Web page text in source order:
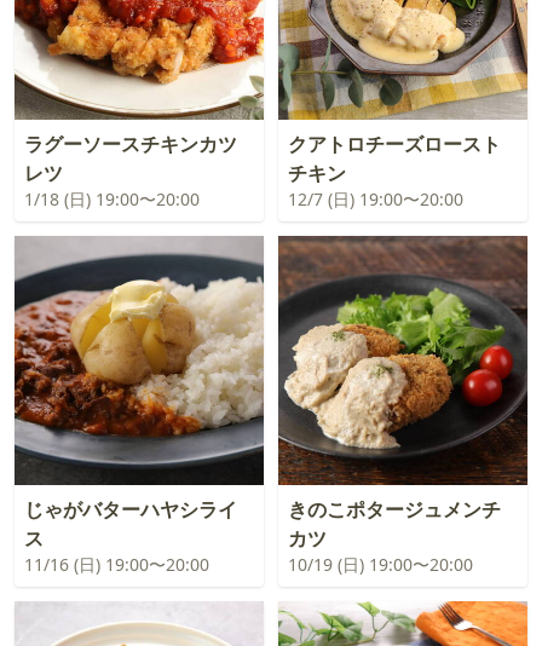
ラグーソースチキンカツ
レツ
1/18 (日) 19:00〜20:00
クアトロチーズロースト
チキン
12/7 (日) 19:00〜20:00
じゃがバターハヤシライ
ス
11/16 (日) 19:00〜20:00
きのこポタージュメンチ
カツ
10/19 (日) 19:00〜20:00